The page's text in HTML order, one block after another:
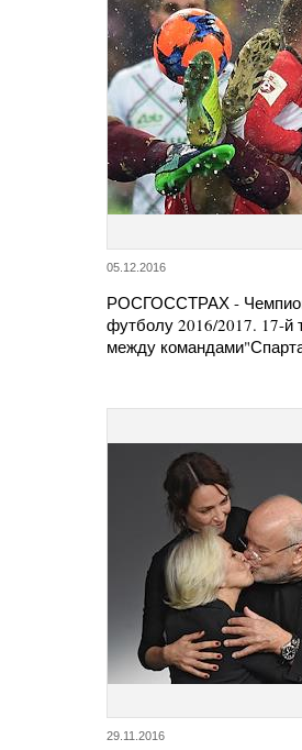
05.12.2016
РОСГОССТРАХ -
футболу 2016/2017. 17-й
между
29.11.2016